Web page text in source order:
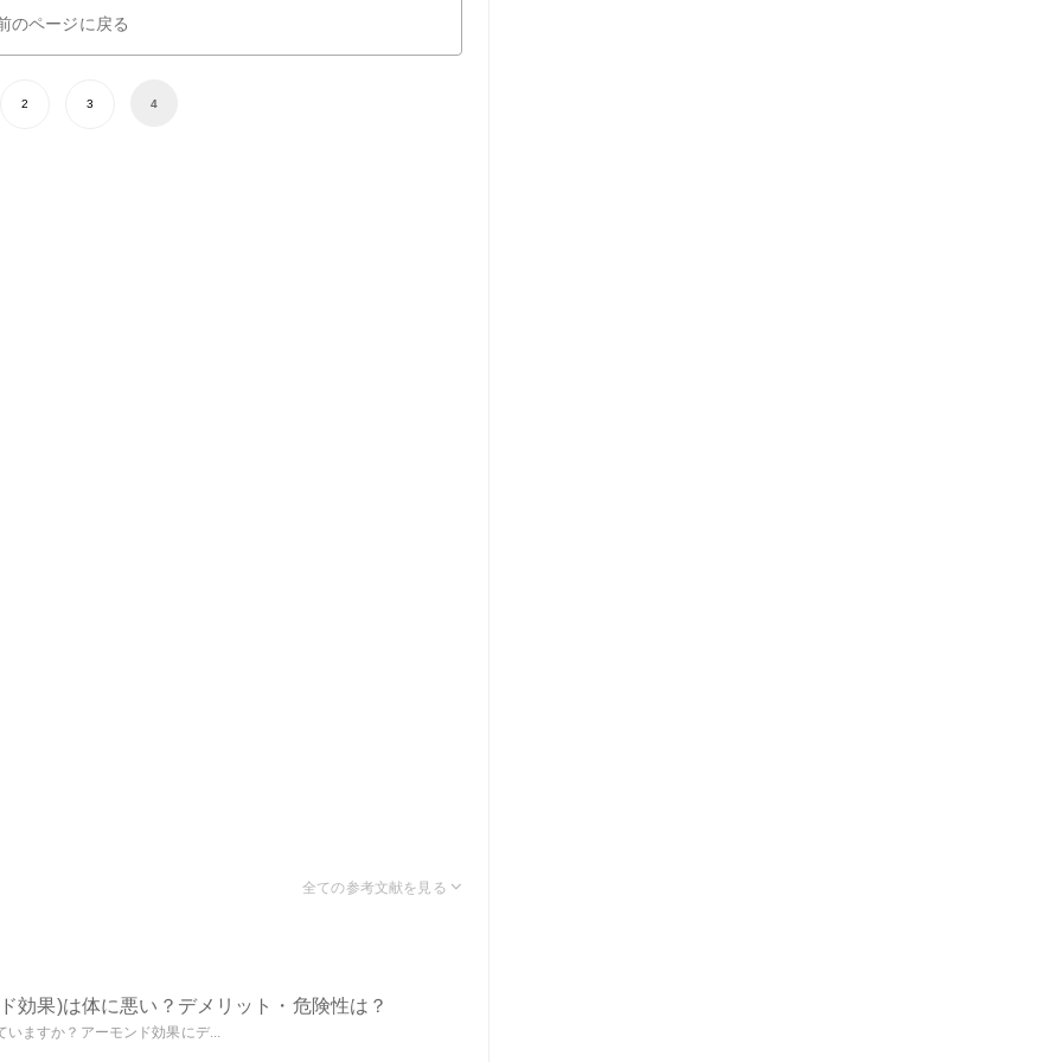
のページに戻る
2 3 4
効果)は体に悪い？デメリット・危険性は？
ますか？アーモンド効果にデ...